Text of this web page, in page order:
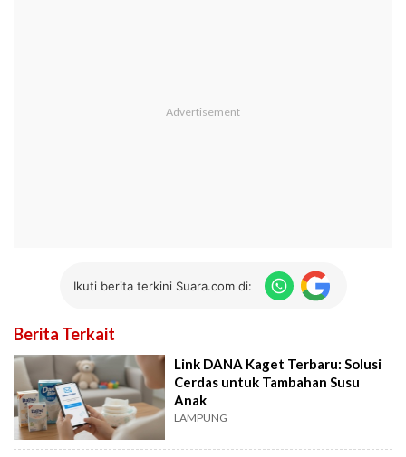
Ikuti berita terkini Suara.com di:
Berita Terkait
Link DANA Kaget Terbaru: Solusi
Cerdas untuk Tambahan Susu
Anak
LAMPUNG